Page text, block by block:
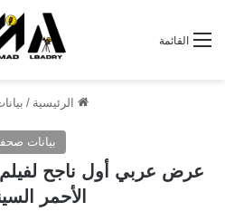
القائمة
الرئيسية /
بيانات
عرض عربي أول ناجح لفيلم
الأحمر